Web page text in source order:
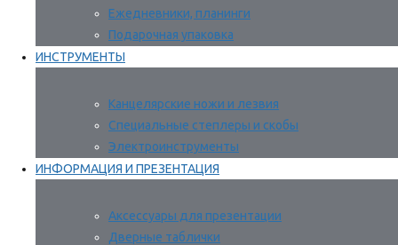
Ежедневники, планинги
Подарочная упаковка
ИНСТРУМЕНТЫ
Канцелярские ножи и лезвия
Специальные степлеры и скобы
Электроинструменты
ИНФОРМАЦИЯ И ПРЕЗЕНТАЦИЯ
Аксессуары для презентации
Дверные таблички